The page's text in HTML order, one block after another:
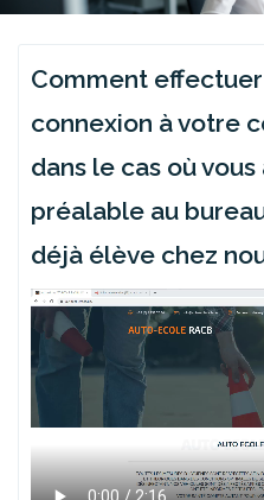
Comment
connexion à votre
dans le cas où
préalable au
déjà élève chez